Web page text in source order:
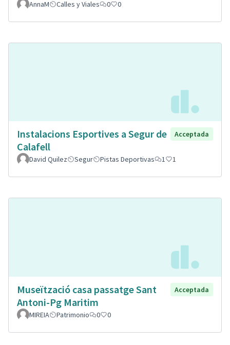
AnnaM Calles y Viales 0 0
Instalacions Esportives a Segur de
Calafell
Acceptada
David Quilez Segur Pistas Deportivas 1 1
Museïtzació casa passatge Sant
Antoni-Pg Maritim
Acceptada
MIREIA Patrimonio 0 0